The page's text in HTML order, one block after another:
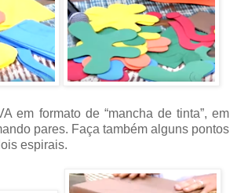
em formato de “mancha de tinta”, em
pares. Faça também alguns pontos
espirais.